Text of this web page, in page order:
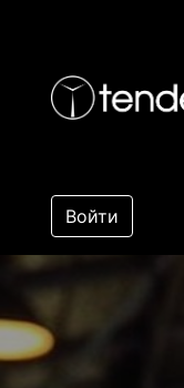
Войти